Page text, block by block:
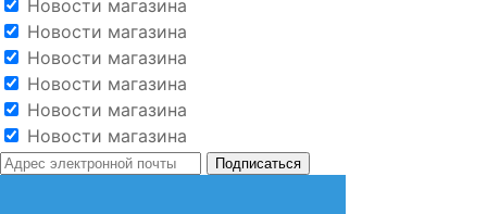
Новости магазина
Новости магазина
Новости магазина
Новости магазина
Новости магазина
Новости магазина